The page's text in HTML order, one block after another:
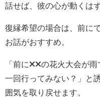
話せば、彼の心が動くはず
復縁希望の場合は、前に
お話がおすすめ。
「前に××の花火大会が
一回行ってみない？」と
囲気を取り戻せます。